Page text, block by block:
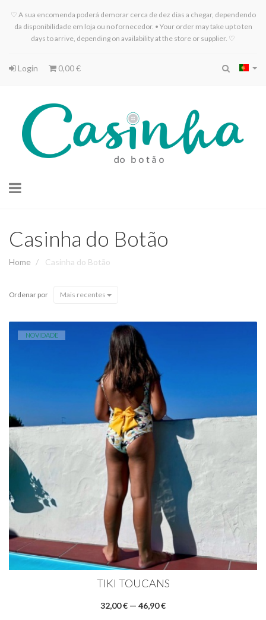
♡ A sua encomenda poderá demorar cerca de dez dias a chegar, dependendo
da disponibilidade em loja ou no fornecedor. • Your order may take up to ten
days to arrive, depending on availability at the store or supplier. ♡
Login 0,00 €
Toggle
Casinha do Botão
Home Casinha do Botão
Ordenar por Mais recentes
NOVIDADE
TIKI TOUCANS
32,00 € — 46,90 €